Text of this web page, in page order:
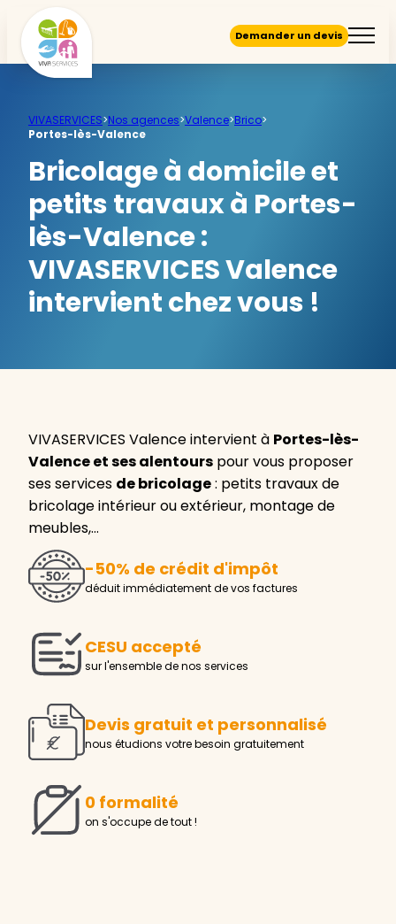
Demander un devis
VIVASERVICES>Nos agences>Valence>Brico>
Portes-lès-Valence
Bricolage à domicile et
petits travaux à Portes-
lès-Valence :
VIVASERVICES Valence
intervient chez vous !
VIVASERVICES Valence intervient à Portes-lès-
Valence et ses alentours pour vous proposer
ses services de bricolage: petits travaux de
bricolage intérieur ou extérieur, montage de
meubles,…
-50% de crédit d'impôt
déduit immédiatement de vos factures
CESU accepté
sur l'ensemble de nos services
Devis gratuit et personnalisé
nous étudions votre besoin gratuitement
0 formalité
on s'occupe de tout !